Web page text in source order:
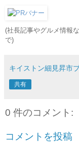
(社長記事やグルメ情報
で)
キイストン細見昇市
共有
0 件のコメント:
コメントを投稿